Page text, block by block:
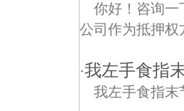
你好！咨询一
公司作为抵押权
·我左手食指
我左手食指末